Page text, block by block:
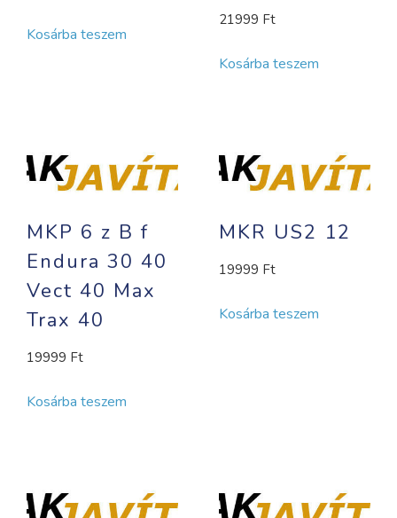
Kosárba teszem
21999 Ft
Kosárba teszem
MKP 6 z B f
Endura 30 40
Vect 40 Max
Trax 40
19999 Ft
Kosárba teszem
MKR US2 12
19999 Ft
Kosárba teszem